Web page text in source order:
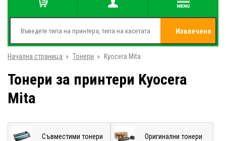
Извлечено
Начална страница » Тонери » Kyocera Mita
Тонери за принтери Kyocera
Mita
Съвместими тонери Оригинални тонери